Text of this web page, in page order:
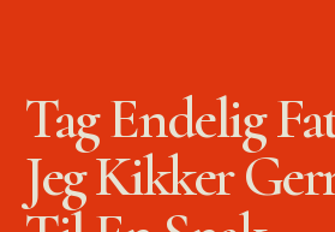
Tag Endelig
Jeg Kikker